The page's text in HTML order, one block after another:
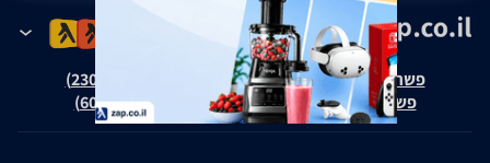
פשרה בת"צ אבנצ'יק נ' זאפ גרופ (ת"צ 23008-08-20)
פשרה בת"צ כהנים נ' זאפ גרופ (ת"צ 60371-12-19)